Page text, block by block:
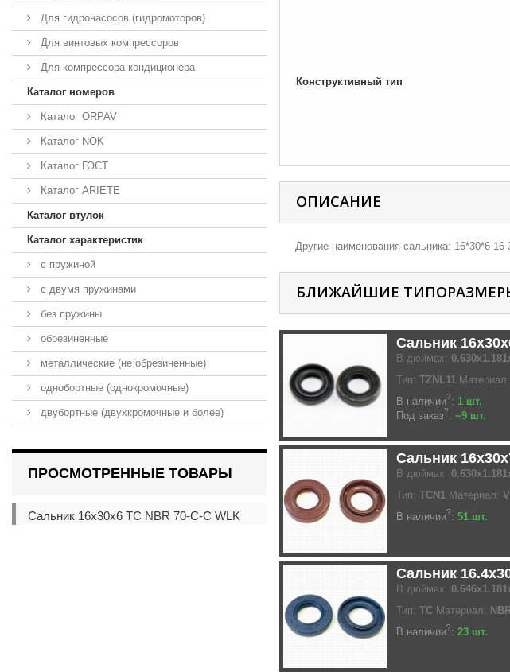
Для гидронасосов (гидромоторов)
Для винтовых компрессоров
Для компрессора кондиционера
Каталог номеров
Каталог ORPAV
Каталог NOK
Каталог ГОСТ
Каталог ARIETE
Каталог втулок
Каталог характеристик
с пружиной
с двумя пружинами
без пружины
обрезиненные
металлические (не обрезиненные)
однобортные (однокромочные)
двубортные (двухкромочные и более)
ПРОСМОТРЕННЫЕ ТОВАРЫ
Сальник 16x30x6 TC NBR 70-C-C WLK
Конструктивный тип
ОПИСАНИЕ
Другие наименования сальника: 16*30*6
БЛИЖАЙШИЕ
Сальник
В дюймах:
Тип: TZNL11 Материал:
В наличии?: 1 шт.
Под заказ?: ~9 шт.
Сальник
В дюймах:
Тип: TCN1 Материал:
В наличии?: 51 шт.
Сальник
В дюймах:
Тип: TC Материал:
В наличии?: 23 шт.